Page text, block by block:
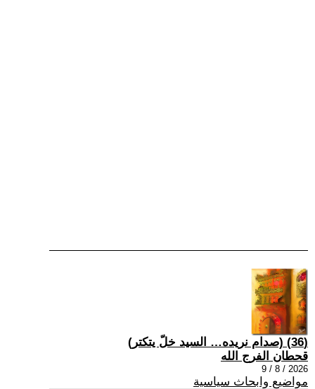
(36) (صدام نريده… السيد خلّ يتكتر)
قحطان الفرج الله
2026 / 8 / 9
مواضيع وابحاث سياسية